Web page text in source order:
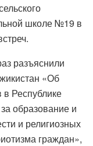
школе №19 в
разъяснили
«Об
Республике
образование и
и религиозных
граждан»,